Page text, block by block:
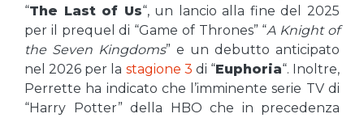
“The Last of Us“, un lancio alla fine del 2025
per il prequel di “Game of Thrones” “A Knight of
the Seven Kingdoms” e un debutto anticipato
nel 2026 per la stagione 3 di “Euphoria“. Inoltre,
Perrette ha indicato che l’imminente serie TV di
“Harry Potter” della HBO che in precedenza